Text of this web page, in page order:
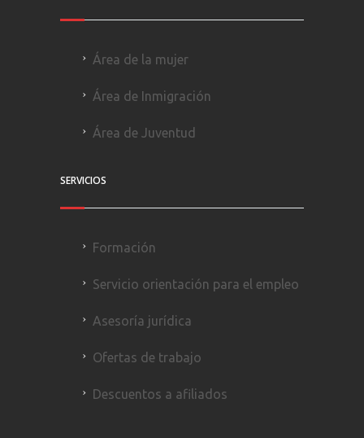
Área de la mujer
Área de Inmigración
Área de Juventud
SERVICIOS
Formación
Servicio orientación para el empleo
Asesoría jurídica
Ofertas de trabajo
Descuentos a afiliados